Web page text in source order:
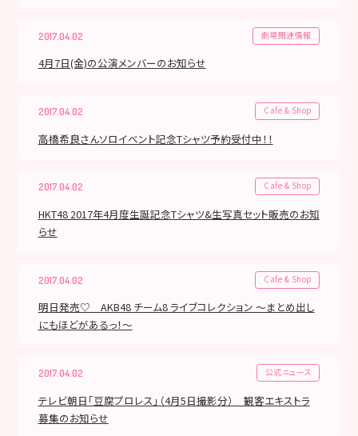
2017.04.02 劇場関連情報
4月7日(金)の公演メンバーのお知らせ
2017.04.02 Cafe & Shop
高橋希良さんソロイベント記念Tシャツ予約受付中！！
2017.04.02 Cafe & Shop
HKT48 2017年4月度生誕記念Tシャツ&生写真セット販売のお知
らせ
2017.04.02 Cafe & Shop
明日発売♡ AKB48 チーム8 ライブコレクション ～まとめ出し
にもほどがあるっ！～
2017.04.02 公式ニュース
テレビ朝日「豆腐プロレス」（4月5日撮影分） 観客エキストラ
募集のお知らせ